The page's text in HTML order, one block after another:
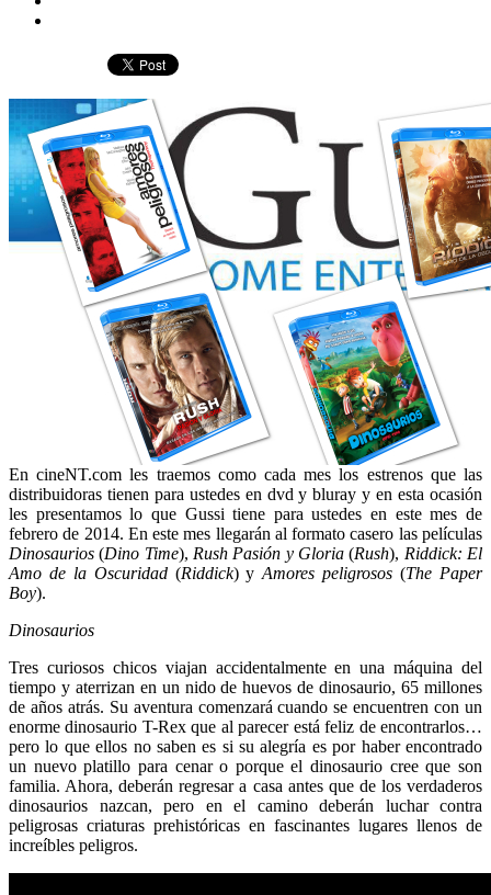
En cineNT.com les traemos como cada mes los estrenos que las
distribuidoras tienen para ustedes en dvd y bluray y en esta ocasión
les presentamos lo que Gussi tiene para ustedes en este mes de
febrero de 2014. En este mes llegarán al formato casero las películas
Dinosaurios (Dino Time), Rush Pasión y Gloria (Rush), Riddick: El
Amo de la Oscuridad(Riddick) yAmores peligrosos (The Paper
Boy).
Dinosaurios
Tres curiosos chicos viajan accidentalmente en una máquina del
tiempo y aterrizan en un nido de huevos de dinosaurio, 65 millones
de años atrás. Su aventura comenzará cuando se encuentren con un
enorme dinosaurio T-Rex que al parecer está feliz de encontrarlos…
pero lo que ellos no saben es si su alegría es por haber encontrado
un nuevo platillo para cenar o porque el dinosaurio cree que son
familia. Ahora, deberán regresar a casa antes que de los verdaderos
dinosaurios nazcan, pero en el camino deberán luchar contra
peligrosas criaturas prehistóricas en fascinantes lugares llenos de
increíbles peligros.